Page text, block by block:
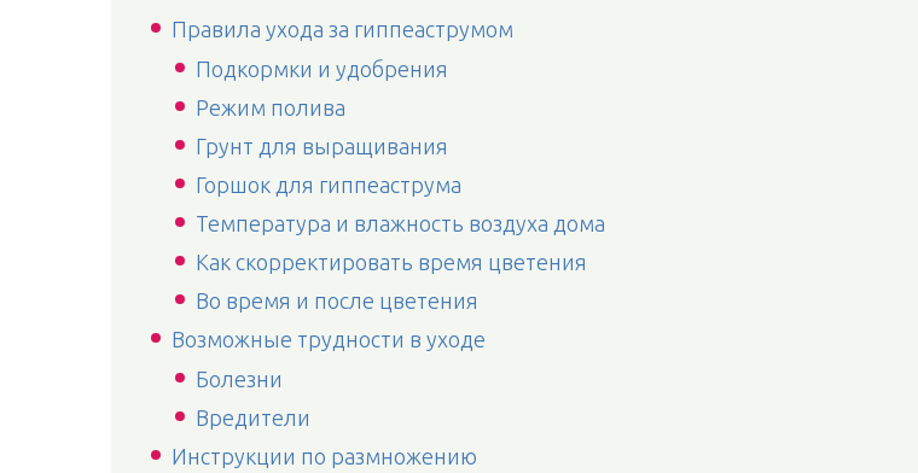
Правила ухода за гиппеаструмом
Подкормки и удобрения
Режим полива
Грунт для выращивания
Горшок для гиппеаструма
Температура и влажность воздуха дома
Как скорректировать время цветения
Во время и после цветения
Возможные трудности в уходе
Болезни
Вредители
Инструкции по размножению